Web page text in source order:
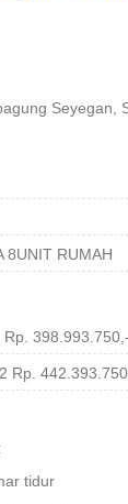
Seyegan,
8UNIT RUMAH
398.993.750,-
Rp.
tidur